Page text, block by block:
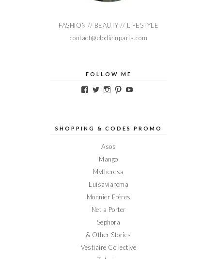
FASHION // BEAUTY // LIFESTYLE
contact@elodieinparis.com
FOLLOW ME
Voir
sur
Voir
sur
Voir
sur
Voir
sur sur
SHOPPING & CODES PROMO
Asos
Mango
Mytheresa
Luisaviaroma
Monnier Frères
Net a Porter
Sephora
& Other Stories
Vestiaire Collective